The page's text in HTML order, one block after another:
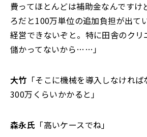
費ってほとんどは補助金なんですけ
ろだと100万単位の追加負担が出て
経営できないぞと。特に田舎のクリ
儲かってないから……」
大竹 「そこに機械を導入しなけれ
300万くらいかかると」
森永氏 「高いケースでね」